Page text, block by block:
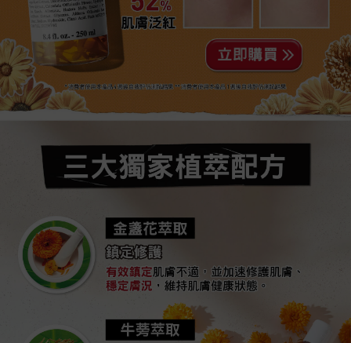
肌膚泛紅
*消費者使用本產品4週後自我評估測試結果 **消費者使用本產品1週後自我評估測試結果
三大獨家植萃配方
金盞花萃取
鎮定修護
有效鎮定肌膚不適，並加速修護肌
膚、
穩定膚況，維持肌膚健康狀態。
牛蒡萃取